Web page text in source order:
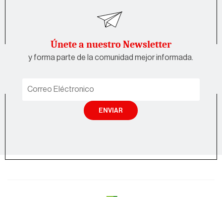
Únete a nuestro Newsletter
y forma parte de la comunidad mejor informada.
ENVIAR